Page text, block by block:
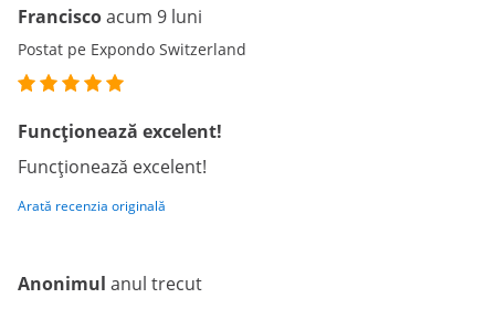
Franciscoacum 9 luni
Postat pe Expondo Switzerland
Funcționează excelent!
Funcționează excelent!
Arată recenzia originală
Anonimul anul trecut